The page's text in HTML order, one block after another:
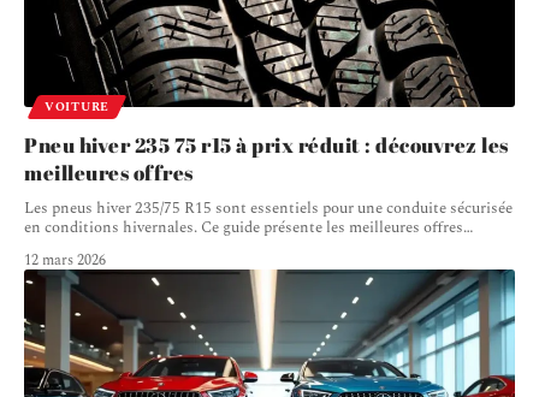
VOITURE
Pneu hiver 235 75 r15 à prix réduit : découvrez les
meilleures offres
Les pneus hiver 235/75 R15 sont essentiels pour une conduite sécurisée
en conditions hivernales. Ce guide présente les meilleures offres…
12 mars 2026